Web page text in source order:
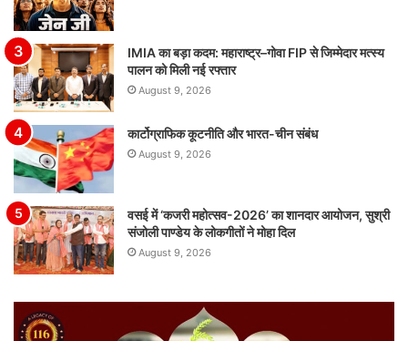
IMIA का बड़ा कदम: महाराष्ट्र–गोवा FIP से जिम्मेदार मत्स्य
पालन को मिली नई रफ्तार
August 9, 2026
कार्टोग्राफिक कूटनीति और भारत-चीन संबंध
August 9, 2026
वसई में ‘कजरी महोत्सव-2026’ का शानदार आयोजन, सुश्री
संजोली पाण्डेय के लोकगीतों ने मोहा दिल
August 9, 2026